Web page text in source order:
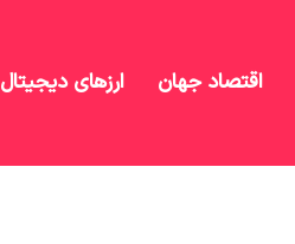
اقتصاد جهان ارزهای دیجیتال